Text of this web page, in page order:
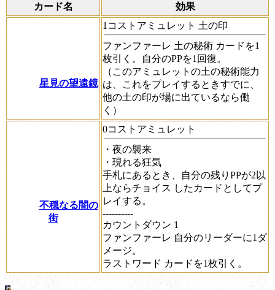
カード名 効果
星見の望遠鏡
1コストアミュレット 土の印
ファンファーレ 土の秘術 カードを1
枚引く。自分のPPを1回復。
（このアミュレットの土の秘術能力
は、これをプレイするときすでに、
他の土の印が場に出ているなら働
く）
不穏なる闇の
街
0コストアミュレット
・夜の襲来
・現れる狂気
手札にあるとき、自分の残りPPが2以
上ならチョイス したカードとしてプ
レイする。
----------
カウントダウン 1
ファンファーレ 自分のリーダーに1ダ
メージ。
ラストワード カードを1枚引く。